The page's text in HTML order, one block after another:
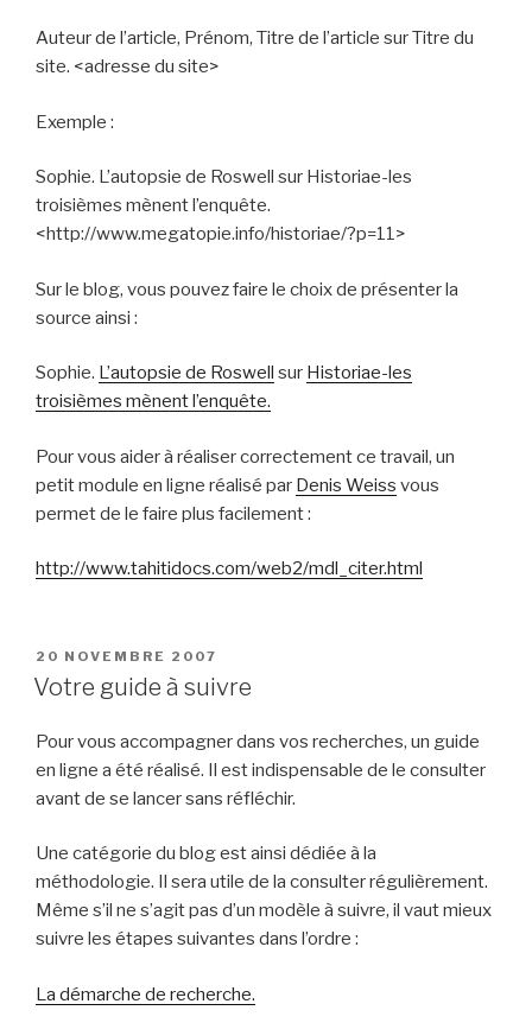
Auteur de l’article, Prénom, Titre de l’article sur Titre du
site. <adresse du site>
Exemple :
Sophie. L’autopsie de Roswell sur Historiae-les
troisièmes mènent l’enquête.
<http://www.megatopie.info/historiae/?p=11>
Sur le blog, vous pouvez faire le choix de présenter la
source ainsi :
Sophie. L’autopsie de Roswell sur Historiae-les
troisièmes mènent l’enquête.
Pour vous aider à réaliser correctement ce travail, un
petit module en ligne réalisé par Denis Weiss vous
permet de le faire plus facilement :
http://www.tahitidocs.com/web2/mdl_citer.html
PUBLIÉ
LE
20 NOVEMBRE 2007
Votre guide à suivre
Pour vous accompagner dans vos recherches, un guide
en ligne a été réalisé. Il est indispensable de le consulter
avant de se lancer sans réfléchir.
Une catégorie du blog est ainsi dédiée à la
méthodologie. Il sera utile de la consulter régulièrement.
Même s’il ne s’agit pas d’un modèle à suivre, il vaut mieux
suivre les étapes suivantes dans l’ordre :
La démarche de recherche.